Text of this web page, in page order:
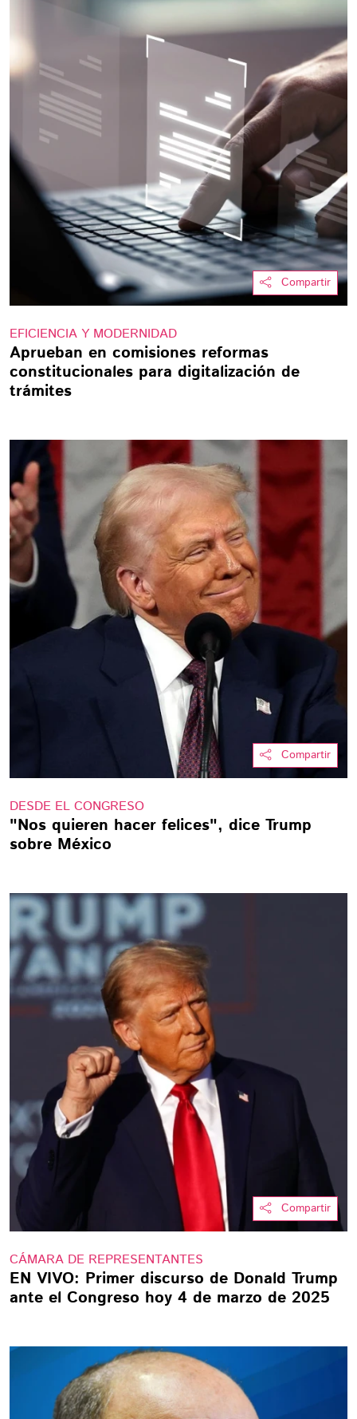
Compartir
EFICIENCIA Y MODERNIDAD
Aprueban en comisiones reformas
constitucionales para digitalización de
trámites
Compartir
DESDE EL CONGRESO
"Nos quieren hacer felices", dice Trump
sobre México
Compartir
CÁMARA DE REPRESENTANTES
EN VIVO: Primer discurso de Donald Trump
ante el Congreso hoy 4 de marzo de 2025